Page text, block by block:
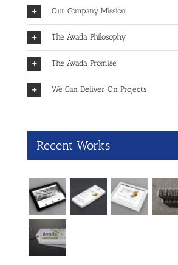
Our Company Mission
The Avada Philosophy
The Avada Promise
We Can Deliver On Projects
Recent Works